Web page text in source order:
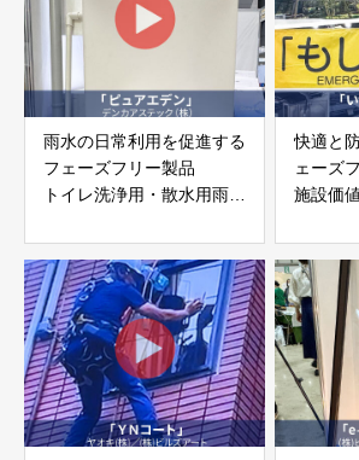
雨水の日常利用を促進する
フェーズフリー製品
トイレ洗浄用・散水用雨水
「ピュアエデン」デンカア
ステック株式会社
快適と
ェーズ
施設価
株式会